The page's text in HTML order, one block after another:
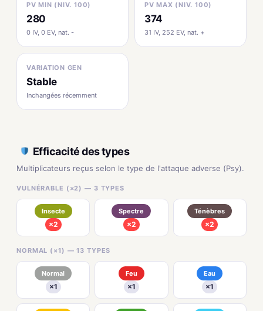
PV MIN (NIV. 100)
280
0 IV, 0 EV, nat. -
PV MAX (NIV. 100)
374
31 IV, 252 EV, nat. +
VARIATION GEN
Stable
Inchangées récemment
Efficacité des types
Multiplicateurs reçus selon le type de l'attaque adverse (Psy).
VULNÉRABLE (×2) — 3 TYPES
Insecte
×2
Spectre
×2
Ténèbres
×2
NORMAL (×1) — 13 TYPES
Normal
×1
Feu
×1
Eau
×1